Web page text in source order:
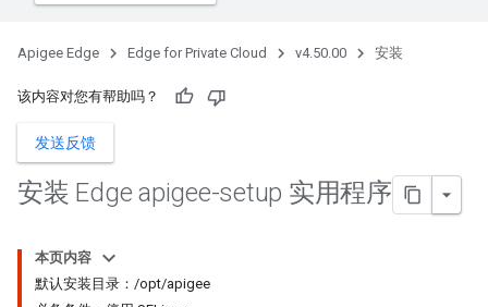
Apigee Edge Edge for Private Cloud v4.50.00 安装
该内容对您有帮助吗？
发送反馈
安装 Edge apigee-setup 实用程序
本页内容
默认安装目录：/opt/apigee